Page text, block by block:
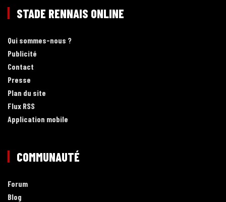
STADE RENNAIS ONLINE
Qui sommes-nous ?
Publicité
Contact
Presse
Plan du site
Flux RSS
Application mobile
COMMUNAUTÉ
Forum
Blog